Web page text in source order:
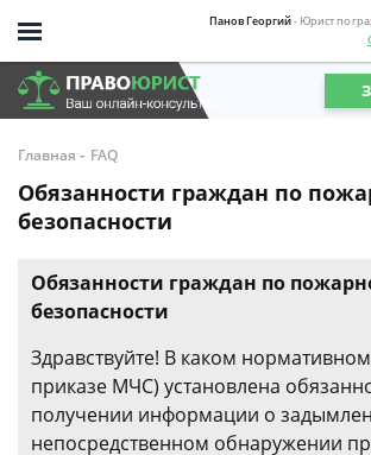
Панов Георгий- Юрист по
Главная - FAQ
Обязанности граждан по
безопасности
Обязанности граждан по
безопасности
Здравствуйте! В каком
приказе МЧС) установлена
получении информации о
непосредственном обнаружении